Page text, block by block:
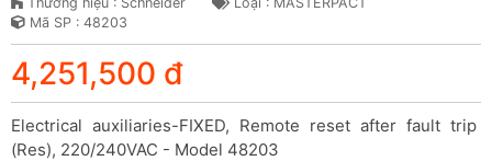
Mã SP : 48203
4,251,500 đ
Electrical auxiliaries-FIXED, Remote reset after fault trip
(Res), 220/240VAC - Model 48203